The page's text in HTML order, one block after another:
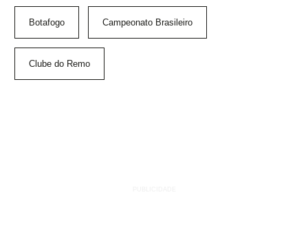
Botafogo Campeonato Brasileiro
Clube do Remo